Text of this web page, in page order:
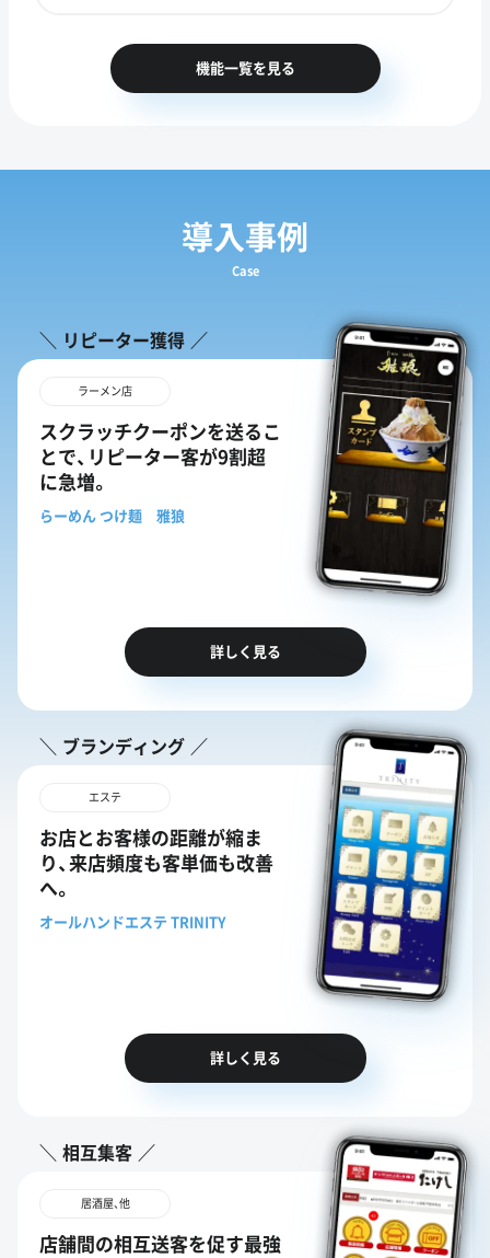
機能一覧を見る
導入事例
Case
リピーター獲得
ラーメン店
スクラッチクーポンを送るこ
とで、リピーター客が9割超
に急増。
らーめん つけ麺 雅狼
詳しく見る
ブランディング
エステ
お店とお客様の距離が縮ま
り、来店頻度も客単価も改善
へ。
オールハンドエステ TRINITY
詳しく見る
相互集客
居酒屋、他
店舗間の相互送客を促す最強